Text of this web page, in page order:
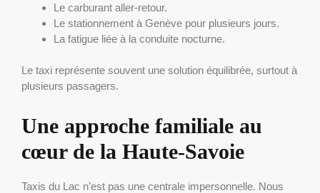
Le carburant aller-retour.
Le stationnement à Genève pour plusieurs jours.
La fatigue liée à la conduite nocturne.
Le taxi représente souvent une solution équilibrée, surtout à
plusieurs passagers.
Une approche familiale au
cœur de la Haute-Savoie
Taxis du Lac n’est pas une centrale impersonnelle. Nous